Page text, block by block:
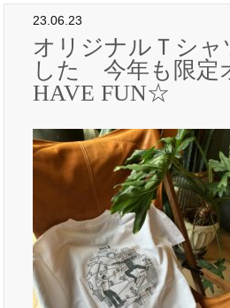
23.06.23
オリジナルＴシャ
した 今年も限定
HAVE FUN☆